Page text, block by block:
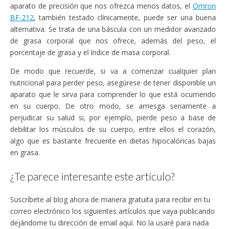
aparato de precisión que nos ofrezca menos datos, el Omron
BF-212, también testado clínicamente, puede ser una buena
alternativa. Se trata de una báscula con un medidor avanzado
de grasa corporal que nos ofrece, además del peso, el
porcentaje de grasa y el índice de masa corporal.
De modo que recuerde, si va a comenzar cualquier plan
nutricional para perder peso, asegúrese de tener disponible un
aparato que le sirva para comprender lo que está ocurriendo
en su cuerpo. De otro modo, se arriesga seriamente a
perjudicar su salud si, por ejemplo, pierde peso a base de
debilitar los músculos de su cuerpo, entre ellos el corazón,
algo que es bastante frecuente en dietas hipocalóricas bajas
en grasa.
¿Te parece interesante este artículo?
Suscríbete al blog ahora de manera gratuita para recibir en tu
correo electrónico los siguientes artículos que vaya publicando
dejándome tu dirección de email aquí. No la usaré para nada